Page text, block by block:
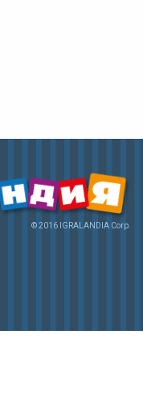
© 2016 IGRALANDIA Corp.